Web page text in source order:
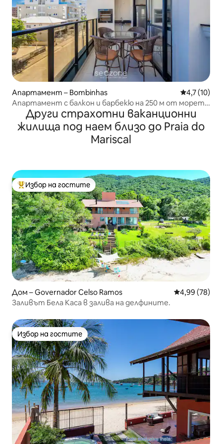
Апартамент – Bombinhas Средна
4,7 (10)
Апартамент с балкон и барбекю на 250 м от морето
RMP0102
Други страхотни ваканционни
жилища под наем близо до Praia do
Mariscal
Най-популярен избор на гостите
Избор на гостите
Дом – Governador Celso Ramos Средна
4,99 (78)
Заливът Бела Каса в залива на делфините.
Избор на гостите
Избор на гостите